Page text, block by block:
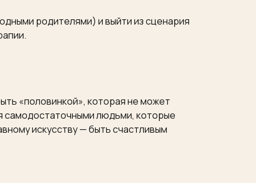
родителями) и выйти из сценария
«половинкой», которая не может
самодостаточными людьми, которые
искусству — быть счастливым